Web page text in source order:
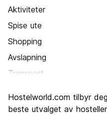
Aktiviteter
Spise ute
Shopping
Avslapning
Transport
Kultur
Hostelworld.com tilbyr
beste utvalget av